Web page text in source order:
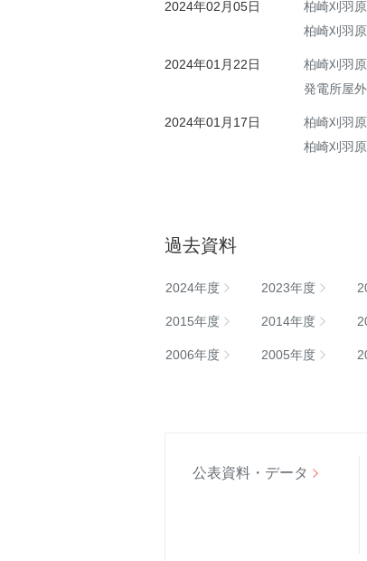
2024年02月05日
柏崎刈羽
柏崎刈羽
2024年01月22日 柏崎刈羽
発電所屋
2024年01月17日 柏崎刈羽
柏崎刈羽
過去資料
2024年度 2023年度
2015年度 2014年度
2006年度 2005年度
公表資料・データ